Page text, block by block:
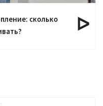
сколько